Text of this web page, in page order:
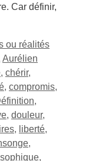
Car définir,
ou réalités
Aurélien
, chérir,
, compromis,
,
, douleur,
, liberté,
,
,